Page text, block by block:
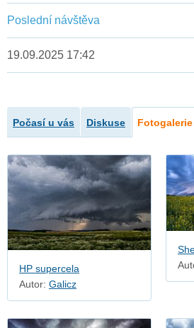
Poslední návštěva
19.09.2025 17:42
Počasí u vás Diskuse Fotogalerie
HP supercela
Autor: Galicz